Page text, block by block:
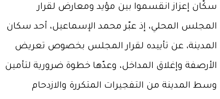
سكّان إعزاز انقسموا بين مؤيد ومعارض لقرار
المجلس المحلي، إذ عبّر محمد الإسماعيل، أحد سكان
المدينة، عن تأييده لقرار المجلس بخصوص تعريض
الأرصفة وإغلاق المداخل، وعدّها خطوة ضرورية لتأمين
وسط المدينة من التفجيرات المتكررة والازدحام